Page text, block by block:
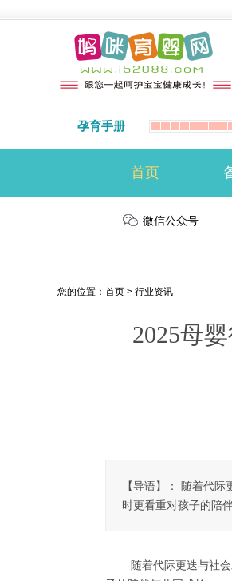
孕育手册
首页
微信公众号
准备怀孕 备孕注意事项
您的位置： 首页 > 行业资讯
2025母
【导语】： 随着代
时更看重对孩子的陪
随着代际更迭与社